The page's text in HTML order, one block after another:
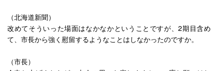
（北海道新聞）
改めてそういった場面はなかなかということですが、2期目含め
て、市長から強く慰留するようなことはしなかったのですか。
（市長）